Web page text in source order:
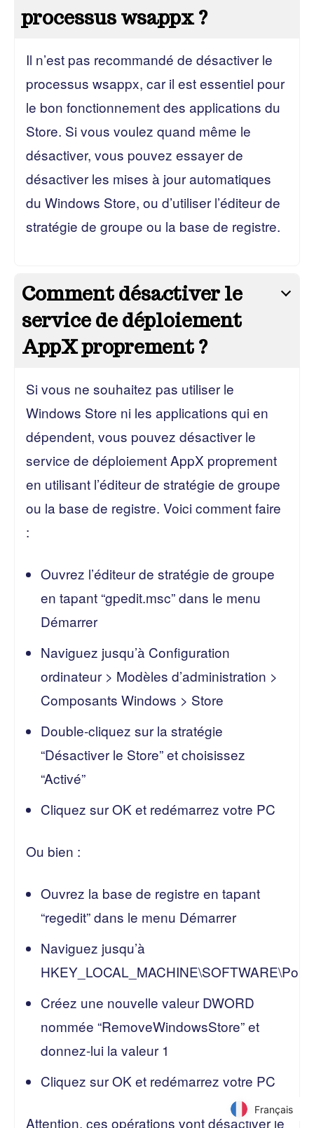
processus wsappx ?
Il n’est pas recommandé de désactiver le
processus wsappx, car il est essentiel pour
le bon fonctionnement des applications du
Store. Si vous voulez quand même le
désactiver, vous pouvez essayer de
désactiver les mises à jour automatiques
du Windows Store, ou d’utiliser l’éditeur de
stratégie de groupe ou la base de registre.
Comment désactiver le
service de déploiement
AppX proprement ?
Si vous ne souhaitez pas utiliser le
Windows Store ni les applications qui en
dépendent, vous pouvez désactiver le
service de déploiement AppX proprement
en utilisant l’éditeur de stratégie de groupe
ou la base de registre. Voici comment faire
:
Ouvrez l’éditeur de stratégie de groupe
en tapant “gpedit.msc” dans le menu
Démarrer
Naviguez jusqu’à Configuration
ordinateur > Modèles d’administration >
Composants Windows > Store
Double-cliquez sur la stratégie
“Désactiver le Store” et choisissez
“Activé”
Cliquez sur OK et redémarrez votre PC
Ou bien :
Ouvrez la base de registre en tapant
“regedit” dans le menu Démarrer
Naviguez jusqu’à
Créez une nouvelle valeur DWORD
nommée “RemoveWindowsStore” et
donnez-lui la valeur 1
Cliquez sur OK et redémarrez votre PC
Attention, ces opérations vont désactiver le
Français
Français